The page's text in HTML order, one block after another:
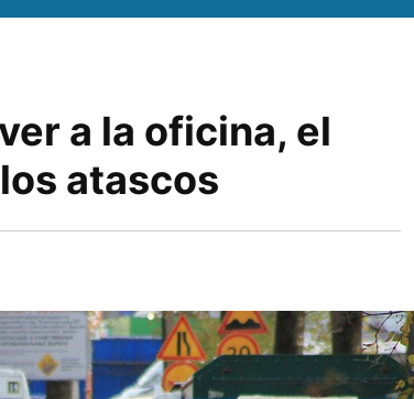
a la oficina, el
atascos